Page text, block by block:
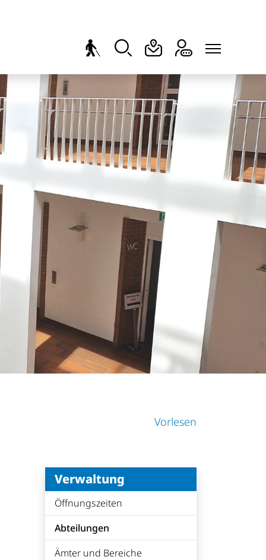
Vorlesen
Verwaltung
Öffnungszeiten
Abteilungen
(ausgewählt)
Ämter und Bereiche